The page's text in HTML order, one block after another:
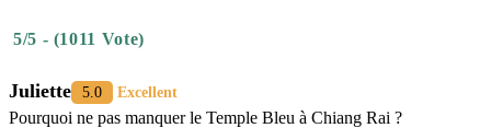
5/5 - (1011 Vote)
Juliette 5.0 Excellent
Pourquoi ne pas manquer le Temple Bleu à Chiang Rai ?